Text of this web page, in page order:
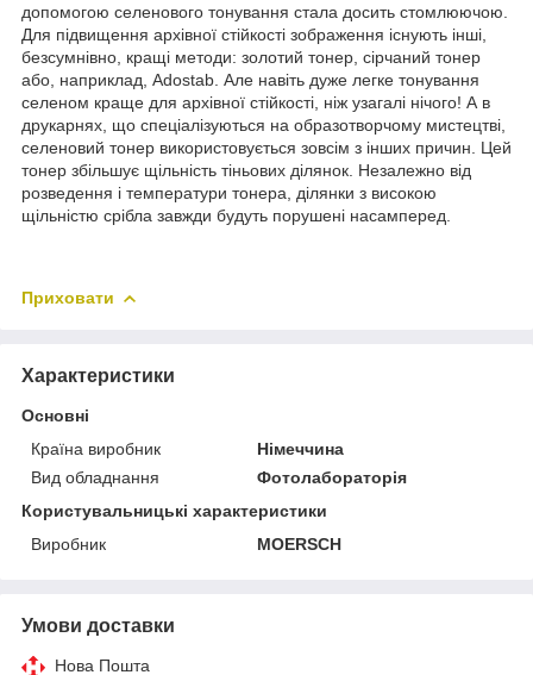
допомогою селенового тонування стала досить стомлюючою.
Для підвищення архівної стійкості зображення існують інші,
безсумнівно, кращі методи: золотий тонер, сірчаний тонер
або, наприклад, Adostab. Але навіть дуже легке тонування
селеном краще для архівної стійкості, ніж узагалі нічого! А в
друкарнях, що спеціалізуються на образотворчому мистецтві,
селеновий тонер використовується зовсім з інших причин. Цей
тонер збільшує щільність тіньових ділянок. Незалежно від
розведення і температури тонера, ділянки з високою
щільністю срібла завжди будуть порушені насамперед.
Приховати
Характеристики
Основні
Країна виробник
Німеччина
Вид обладнання
Фотолабораторія
Користувальницькі характеристики
Виробник
MOERSCH
Умови доставки
Нова Пошта